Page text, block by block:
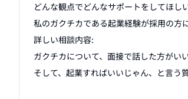
どんな観点でどんなサポートをしてほし
私のガクチカである起業経験が採用の方
詳しい相談内容:
ガクチカについて、面接で話した方がい
そして、起業すればいいじゃん、と言う